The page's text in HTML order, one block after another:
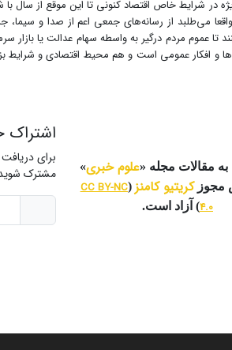
در شرایط خاص اقتصاد کنونی تا این موقع از سال
می‌طلبد از رسانه‌‌های جمعی اعم از صدا و
مردم درگیر به واسطه سهام عدالت یا بازار
و افکار عمومی است و هم محیط اقتصادی و شرایط
مقالات مجله «علوم خبری»
مجوزکریتیو کامنز (
CC BY-NC
4.0) آزاد است.
اشتراک
برای
مشترک